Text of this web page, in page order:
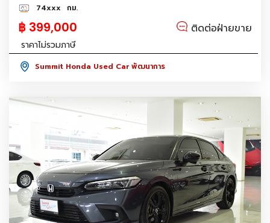
74xxx กม.
฿ 399,000 ติดต่อฝ่ายขาย
ราคาไม่รวมภาษี
Summit Honda Used Car พัฒนาการ